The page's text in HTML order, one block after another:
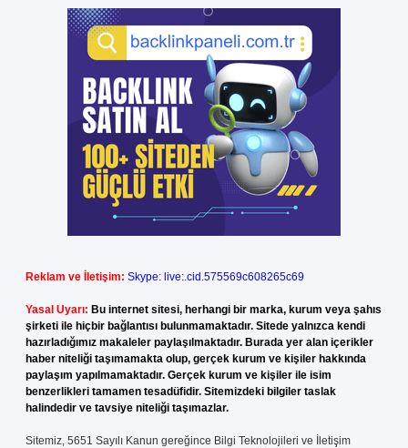
Reklam ve İletişim: Skype: live:.cid.575569c608265c69
Yasal Uyarı: Bu internet sitesi, herhangi bir marka, kurum veya şahıs
şirketi ile hiçbir bağlantısı bulunmamaktadır. Sitede yalnızca kendi
hazırladığımız makaleler paylaşılmaktadır. Burada yer alan içerikler
haber niteliği taşımamakta olup, gerçek kurum ve kişiler hakkında
paylaşım yapılmamaktadır. Gerçek kurum ve kişiler ile isim
benzerlikleri tamamen tesadüfidir. Sitemizdeki bilgiler taslak
halindedir ve tavsiye niteliği taşımazlar.
Sitemiz, 5651 Sayılı Kanun gereğince Bilgi Teknolojileri ve İletişim